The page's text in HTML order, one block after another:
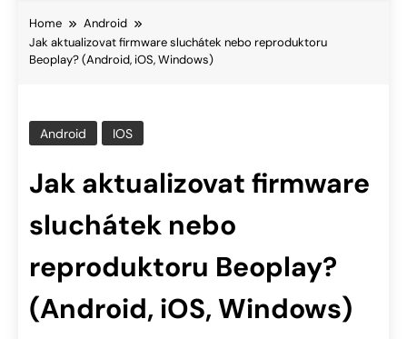
Home
Android
Jak aktualizovat firmware sluchátek nebo reproduktoru
Beoplay? (Android, iOS, Windows)
Android IOS
Jak aktualizovat firmware
sluchátek nebo
reproduktoru Beoplay?
(Android, iOS, Windows)